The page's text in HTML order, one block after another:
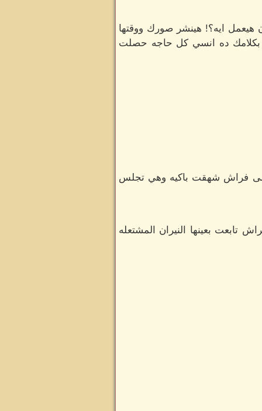
ايه؟! هينشر صورك ووقتها
ده انسي كل حاجه حصلت
على فراش شهقت باكيه وهي تجلس
تابعت بعينها النيران المشتعله